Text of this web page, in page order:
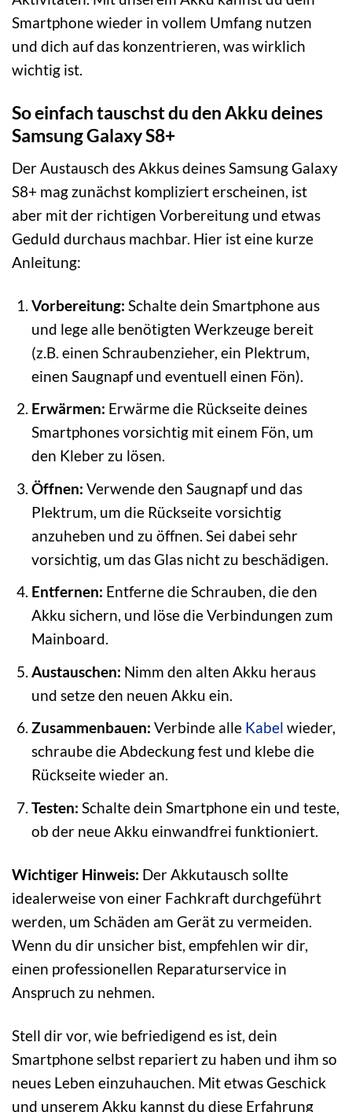
Smartphone wieder in vollem Umfang nutzen
und dich auf das konzentrieren, was wirklich
wichtig ist.
So einfach tauschst du den Akku deines
Samsung Galaxy S8+
Der Austausch des Akkus deines Samsung Galaxy
S8+ mag zunächst kompliziert erscheinen, ist
aber mit der richtigen Vorbereitung und etwas
Geduld durchaus machbar. Hier ist eine kurze
Anleitung:
Vorbereitung: Schalte dein Smartphone aus
und lege alle benötigten Werkzeuge bereit
(z.B. einen Schraubenzieher, ein Plektrum,
einen Saugnapf und eventuell einen Fön).
Erwärmen: Erwärme die Rückseite deines
Smartphones vorsichtig mit einem Fön, um
den Kleber zu lösen.
Öffnen: Verwende den Saugnapf und das
Plektrum, um die Rückseite vorsichtig
anzuheben und zu öffnen. Sei dabei sehr
vorsichtig, um das Glas nicht zu beschädigen.
Entfernen: Entferne die Schrauben, die den
Akku sichern, und löse die Verbindungen zum
Mainboard.
Austauschen: Nimm den alten Akku heraus
und setze den neuen Akku ein.
Zusammenbauen: Verbinde alle Kabel wieder,
schraube die Abdeckung fest und klebe die
Rückseite wieder an.
Testen: Schalte dein Smartphone ein und teste,
ob der neue Akku einwandfrei funktioniert.
Wichtiger Hinweis: Der Akkutausch sollte
idealerweise von einer Fachkraft durchgeführt
werden, um Schäden am Gerät zu vermeiden.
Wenn du dir unsicher bist, empfehlen wir dir,
einen professionellen Reparaturservice in
Anspruch zu nehmen.
Stell dir vor, wie befriedigend es ist, dein
Smartphone selbst repariert zu haben und ihm so
neues Leben einzuhauchen. Mit etwas Geschick
und unserem Akku kannst du diese Erfahrung